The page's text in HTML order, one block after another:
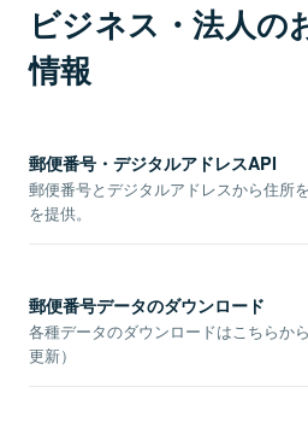
ビジネス・法人の
情報
郵便番号・デジタルアドレスAPI
郵便番号とデジタルアドレスから住所
を提供。
郵便番号データのダウンロード
各種データのダウンロードはこちらか
更新）